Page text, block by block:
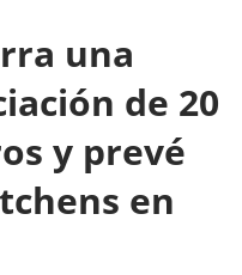
una
de 20
y prevé
en